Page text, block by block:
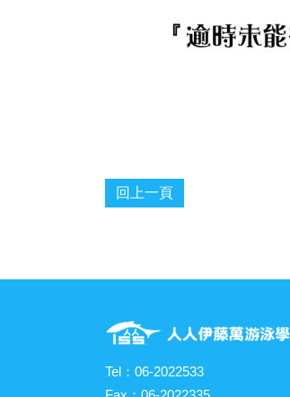
回上一頁
Tel：06-2022533